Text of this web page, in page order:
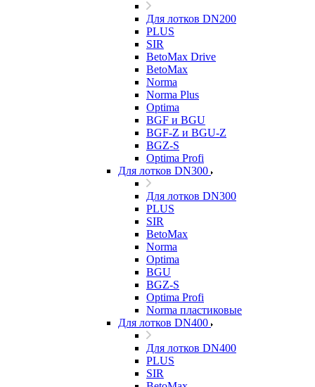
Для лотков DN200
PLUS
SIR
BetoMax Drive
BetoMax
Norma
Norma Plus
Optima
BGF и BGU
BGF-Z и BGU-Z
BGZ-S
Optima Profi
Для лотков DN300
Для лотков DN300
PLUS
SIR
BetoMax
Norma
Optima
BGU
BGZ-S
Optima Profi
Norma пластиковые
Для лотков DN400
Для лотков DN400
PLUS
SIR